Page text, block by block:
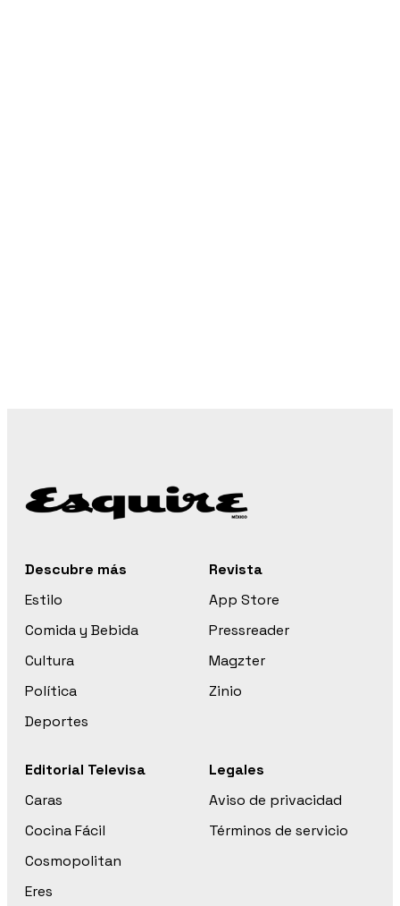
Descubre más
Estilo
Comida y Bebida
Cultura
Política
Deportes
Revista
App Store
Pressreader
Magzter
Zinio
Editorial Televisa
Caras
Cocina Fácil
Cosmopolitan
Eres
Legales
Aviso de privacidad
Términos de servicio